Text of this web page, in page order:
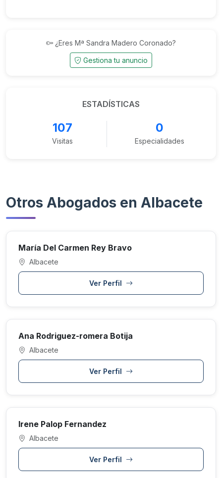
¿Eres Mª Sandra Madero Coronado?
Gestiona tu anuncio
ESTADÍSTICAS
107
Visitas
0
Especialidades
Otros Abogados en Albacete
María Del Carmen Rey Bravo
Albacete
Ver Perfil
Ana Rodriguez-romera Botija
Albacete
Ver Perfil
Irene Palop Fernandez
Albacete
Ver Perfil